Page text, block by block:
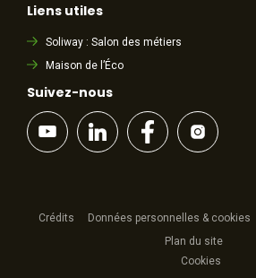
Liens utiles
Soliway : Salon des métiers
Maison de l’Éco
Suivez-nous
Crédits Données personnelles & cookies
Plan du site
Cookies